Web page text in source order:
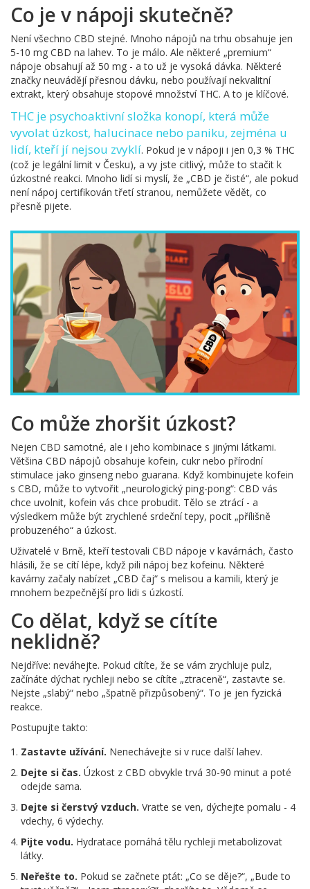
Co je v nápoji skutečně?
Není všechno CBD stejné. Mnoho nápojů na trhu obsahuje jen
5-10 mg CBD na lahev. To je málo. Ale některé „premium“
nápoje obsahují až 50 mg - a to už je vysoká dávka. Některé
značky neuvádějí přesnou dávku, nebo používají nekvalitní
extrakt, který obsahuje stopové množství THC. A to je klíčové.
THC je psychoaktivní složka konopí, která může
vyvolat úzkost, halucinace nebo paniku, zejména u
lidí, kteří jí nejsou zvyklí. Pokud je v nápoji i jen 0,3 % THC
(což je legální limit v Česku), a vy jste citlivý, může to stačit k
úzkostné reakci. Mnoho lidí si myslí, že „CBD je čisté“, ale pokud
není nápoj certifikován třetí stranou, nemůžete vědět, co
přesně pijete.
Co může zhoršit úzkost?
Nejen CBD samotné, ale i jeho kombinace s jinými látkami.
Většina CBD nápojů obsahuje kofein, cukr nebo přírodní
stimulace jako ginseng nebo guarana. Když kombinujete kofein
s CBD, může to vytvořit „neurologický ping-pong“: CBD vás
chce uvolnit, kofein vás chce probudit. Tělo se ztrácí - a
výsledkem může být zrychlené srdeční tepy, pocit „přílišně
probuzeného“ a úzkost.
Uživatelé v Brně, kteří testovali CBD nápoje v kavárnách, často
hlásili, že se cítí lépe, když pili nápoj bez kofeinu. Některé
kavárny začaly nabízet „CBD čaj“ s melisou a kamili, který je
mnohem bezpečnější pro lidi s úzkostí.
Co dělat, když se cítíte
neklidně?
Nejdříve: neváhejte. Pokud cítíte, že se vám zrychluje pulz,
začínáte dýchat rychleji nebo se cítíte „ztraceně“, zastavte se.
Nejste „slabý“ nebo „špatně přizpůsobený“. To je jen fyzická
reakce.
Postupujte takto:
Zastavte užívání. Nenechávejte si v ruce další lahev.
Dejte si čas. Úzkost z CBD obvykle trvá 30-90 minut a poté
odejde sama.
Dejte si čerstvý vzduch. Vraťte se ven, dýchejte pomalu - 4
vdechy, 6 výdechy.
Pijte vodu. Hydratace pomáhá tělu rychleji metabolizovat
látky.
Neřešte to. Pokud se začnete ptát: „Co se děje?“, „Bude to